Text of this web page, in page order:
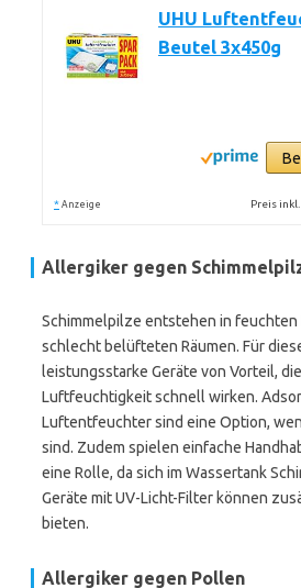
UHU
Beutel 3x450g
* Anzeige Preis
Allergiker gegen
Schimmelpilze entstehen in feuchten
schlecht belüfteten Räumen. Für
leistungsstarke Geräte von Vorteil,
Luftfeuchtigkeit schnell wirken.
Luftentfeuchter sind eine Option,
sind. Zudem spielen einfache
eine Rolle, da sich im Wassertank
Geräte mit UV-Licht-Filter können
bieten.
Allergiker gegen Pollen